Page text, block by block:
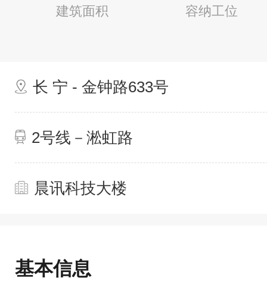
建筑面积 容纳工位
长 宁 - 金钟路633号
2号线－淞虹路
晨讯科技大楼
基本信息